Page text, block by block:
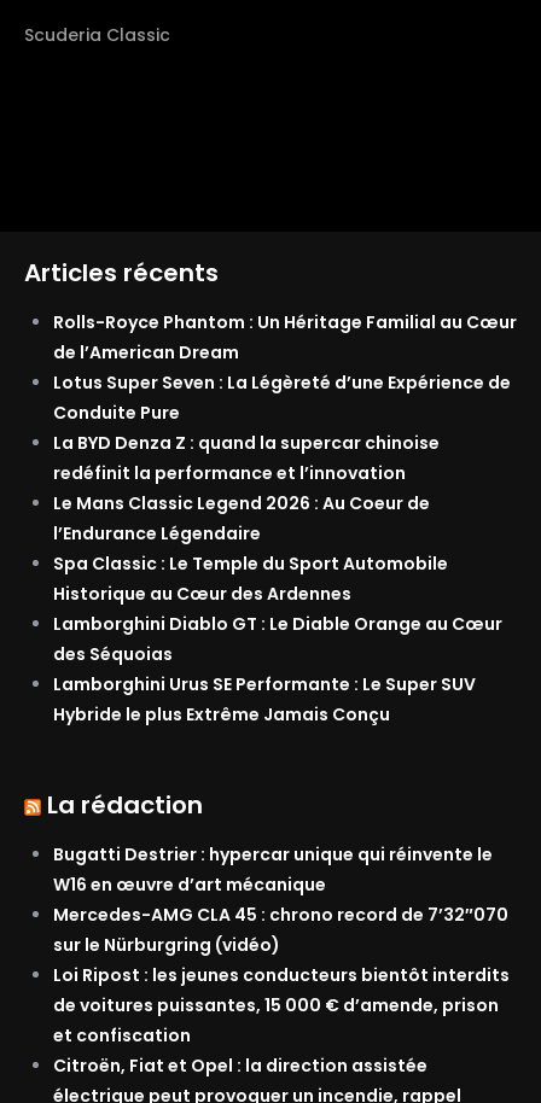
Scuderia Classic
Articles récents
Rolls-Royce Phantom : Un Héritage Familial au Cœur
de l’American Dream
Lotus Super Seven : La Légèreté d’une Expérience de
Conduite Pure
La BYD Denza Z : quand la supercar chinoise
redéfinit la performance et l’innovation
Le Mans Classic Legend 2026 : Au Coeur de
l’Endurance Légendaire
Spa Classic : Le Temple du Sport Automobile
Historique au Cœur des Ardennes
Lamborghini Diablo GT : Le Diable Orange au Cœur
des Séquoias
Lamborghini Urus SE Performante : Le Super SUV
Hybride le plus Extrême Jamais Conçu
La rédaction
Bugatti Destrier : hypercar unique qui réinvente le
W16 en œuvre d’art mécanique
Mercedes-AMG CLA 45 : chrono record de 7’32″070
sur le Nürburgring (vidéo)
Loi Ripost : les jeunes conducteurs bientôt interdits
de voitures puissantes, 15 000 € d’amende, prison
et confiscation
Citroën, Fiat et Opel : la direction assistée
électrique peut provoquer un incendie, rappel